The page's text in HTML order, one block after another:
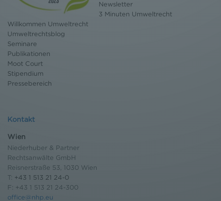
Newsletter
3 Minuten Umweltrecht
Willkommen Umweltrecht
Umweltrechtsblog
Seminare
Publikationen
Moot Court
Stipendium
Pressebereich
Kontakt
Wien
Niederhuber & Partner
Rechtsanwälte GmbH
Reisnerstraße 53, 1030 Wien
T: +43 1 513 21 24-0
F: +43 1 513 21 24-300
office@nhp.eu